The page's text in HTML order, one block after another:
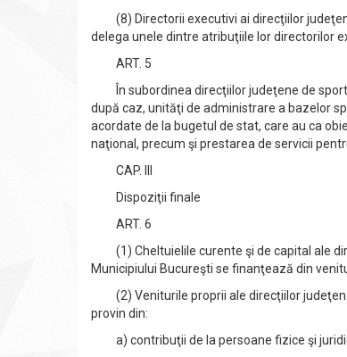
(8) Directorii executivi ai direcţiilor
delega unele dintre atribuţiile lor directorilor
ART. 5
În subordinea direcţiilor judeţene de
după caz, unităţi de administrare a bazelor
acordate de la bugetul de stat, care au ca
naţional, precum şi prestarea de servicii
CAP. III
Dispoziţii finale
ART. 6
(1) Cheltuielile curente şi de capital ale
Municipiului Bucureşti se finanţează din
(2) Veniturile proprii ale direcţiilor
provin din:
a) contribuţii de la persoane fizice şi